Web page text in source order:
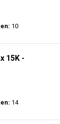
10
15K -
14